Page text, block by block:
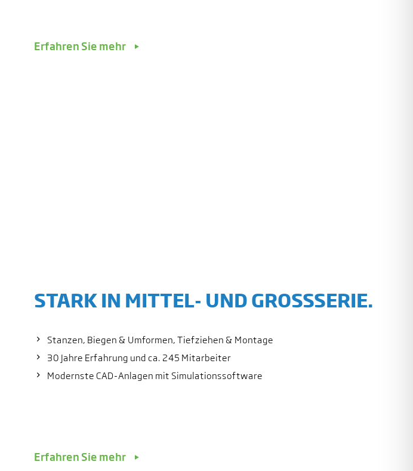
Erfahren Sie mehr
STARK IN MITTEL- UND GROSSSERIE.
Stanzen, Biegen & Umformen, Tiefziehen & Montage
30 Jahre Erfahrung und ca. 245 Mitarbeiter
Modernste CAD-Anlagen mit Simulationssoftware
Erfahren Sie mehr